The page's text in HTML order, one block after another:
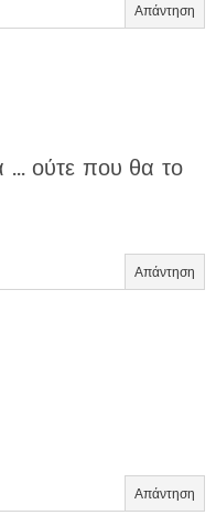
Απάντηση
ούτε που θα το
Απάντηση
Απάντηση